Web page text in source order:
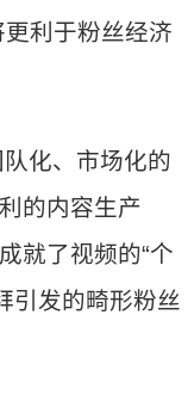
利于粉丝经济
化、市场化的
的内容生产
就了视频的“个
引发的畸形粉丝